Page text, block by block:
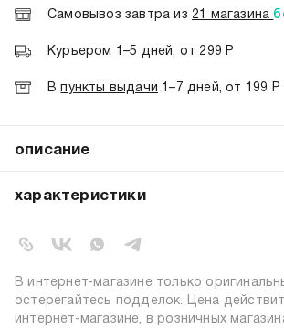
Самовывоз завтра из 21 магазина
Курьером 1–5 дней, от 299 Р
Впункты выдачи 1–7 дней, от 199 Р
описание
элегантной простоты и
гардероб. Их лаконичный дизайн
женственными образами, добавляя
сдержанной изысканности.
характеристики
коллекция:
цвет:
черный
состав:
72% хлопок,
эластан
В интернет-магазине только
остерегайтесь подделок. Цена
интернет-магазине, в розничных